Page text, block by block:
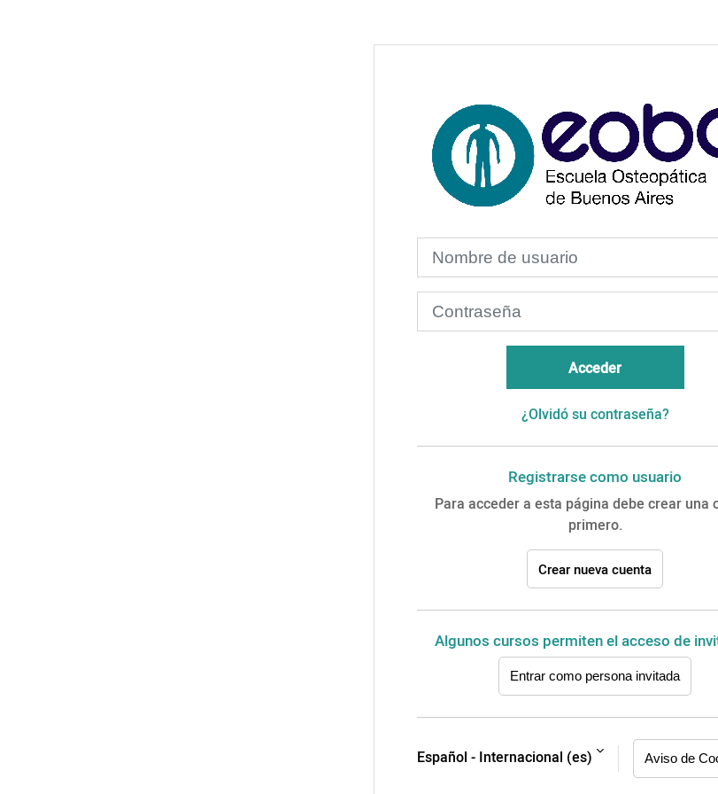
Entrar a
Acceder
¿Olvidó su contraseña?
Registrarse como usuario
Para acceder a esta página debe crear una
primero.
Crear nueva cuenta
Algunos cursos permiten el acceso de
Entrar como persona invitada
Español - Internacional ‎(es)‎ Aviso de